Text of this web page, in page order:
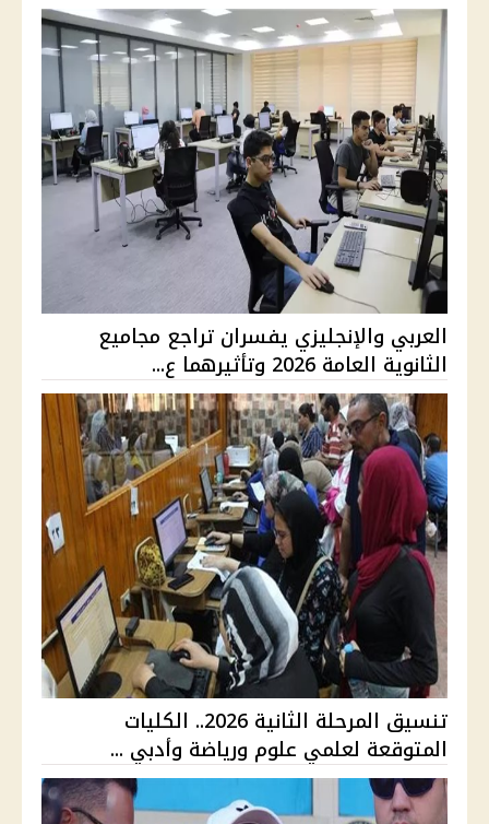
العربي والإنجليزي يفسران تراجع مجاميع
الثانوية العامة 2026 وتأثيرهما ع...
تنسيق المرحلة الثانية 2026.. الكليات
المتوقعة لعلمي علوم ورياضة وأدبي ...